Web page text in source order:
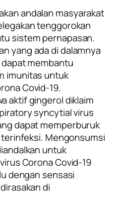
andalan masyarakat
tenggorokan
sistem pernapasan.
yang ada di dalamnya
membantu
imunitas untuk
Covid-19.
aktif gingerol diklaim
syncytialvirus
dapat memperburuk
Mengonsumsi
untuk
Corona Covid-19
dengan sensasi
di